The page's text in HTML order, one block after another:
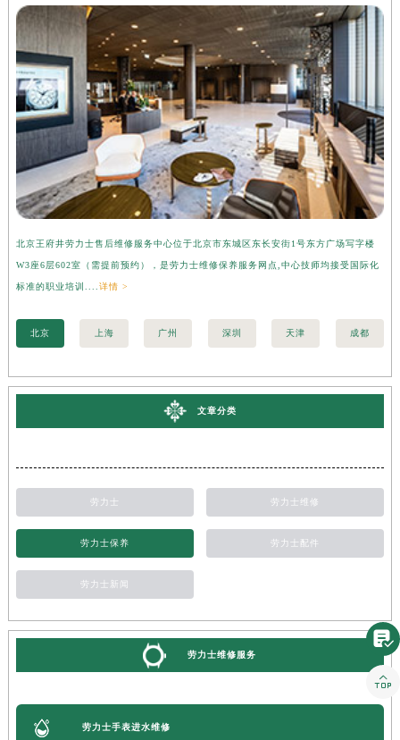
北京王府井劳力士售后维修服务中心位于北京市东城区东长安街1号东方广场写字楼
W3座6层602室（需提前预约），是劳力士维修保养服务网点,中心技师均接受国际化
标准的职业培训.... 详情 >
北京 上海 广州 深圳 天津 成都
文章分类
劳力士 劳力士维修
劳力士保养 劳力士配件
劳力士新闻
劳力士维修服务
劳力士手表进水维修

